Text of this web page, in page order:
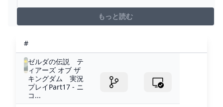
もっと読む
#
ゼルダの伝説 テ
ィアーズ オブ ザ
キングダム 実況
プレイPart17 - ニ
コ...